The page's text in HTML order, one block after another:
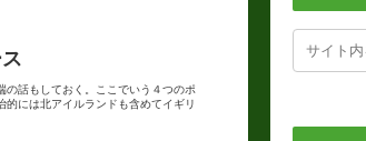
の話もしておく。ここでいう４つのポ
には北アイルランドも含めてイギリ